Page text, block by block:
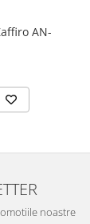
AN-
noastre